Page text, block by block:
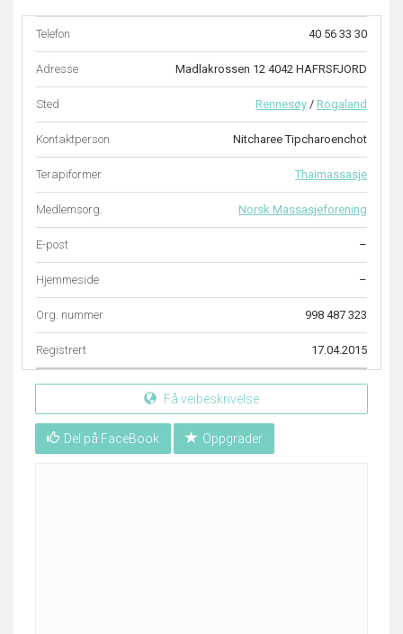
Telefon 40 56 33 30
Adresse Madlakrossen 12 4042 HAFRSFJORD
Sted Rennesøy / Rogaland
Kontaktperson Nitcharee Tipcharoenchot
Terapiformer Thaimassasje
Medlemsorg. Norsk Massasjeforening
E-post –
Hjemmeside –
Org. nummer 998 487 323
Registrert 17.04.2015
Få veibeskrivelse
Del på FaceBook Oppgrader